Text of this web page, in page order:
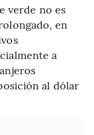
verde no es
en
a
al dólar